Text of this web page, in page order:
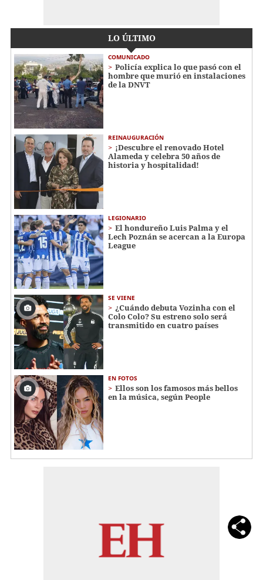
LO ÚLTIMO
COMUNICADO
Policía explica lo que pasó con el
hombre que murió en instalaciones
de la DNVT
REINAUGURACIÓN
¡Descubre el renovado Hotel
Alameda y celebra 50 años de
historia y hospitalidad!
LEGIONARIO
El hondureño Luis Palma y el
Lech Poznán se acercan a la Europa
League
SE VIENE
¿Cuándo debuta Vozinha con el
Colo Colo? Su estreno solo será
transmitido en cuatro países
EN FOTOS
Ellos son los famosos más bellos
en la música, según People